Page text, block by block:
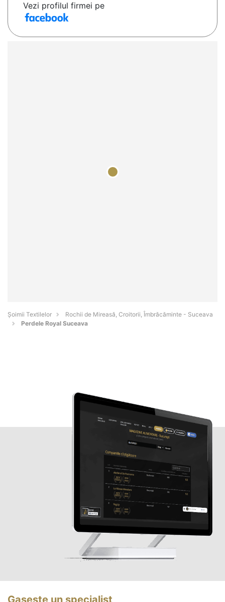
Vezi profilul firmei pe
Șoimii Textilelor
Rochii de Mireasă, Croitorii, Îmbrăcăminte - Suceava
Perdele Royal Suceava
Gasește un specialist